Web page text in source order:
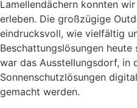
Lamellendächern konnten
erleben. Die großzügige
eindrucksvoll, wie vielfältig
Beschattungslösungen heute
war das Ausstellungsdorf, in
Sonnenschutzlösungen
gemacht werden.